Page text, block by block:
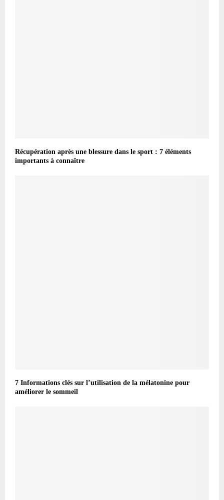
Récupération après une blessure dans le sport : 7 éléments
importants à connaître
7 Informations clés sur l’utilisation de la mélatonine pour
améliorer le sommeil